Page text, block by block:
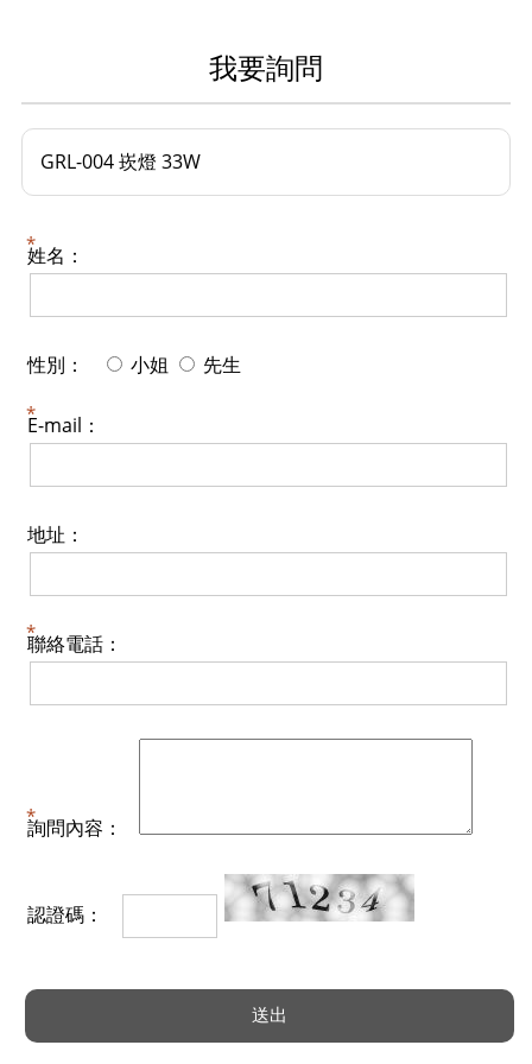
我要詢問
GRL-004 崁燈 33W
姓名：
性別： 小姐 先生
E-mail：
地址：
聯絡電話：
詢問內容：
認證碼：